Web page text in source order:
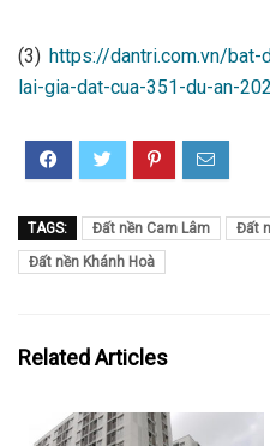
(3) https://dantri.com.vn/bat-
lai-gia-dat-cua-351-du-an-
TAGS: Đất nền Cam Lâm
Đất
Đất nền Khánh Hoà
Related Articles